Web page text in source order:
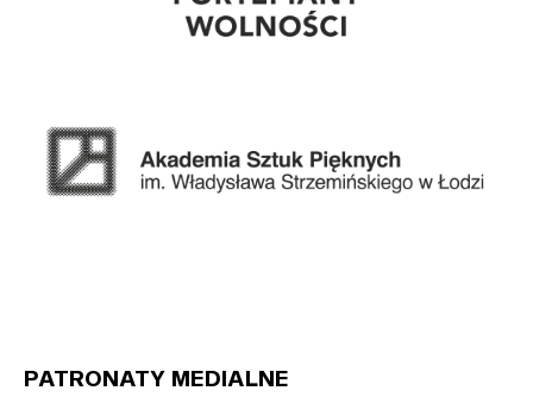
PATRONATY MEDIALNE